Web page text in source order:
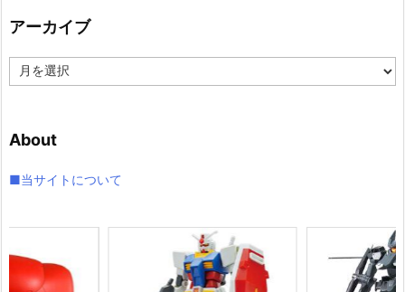
ー
アーカイブ
ー
ブ
About
■当サイトについて